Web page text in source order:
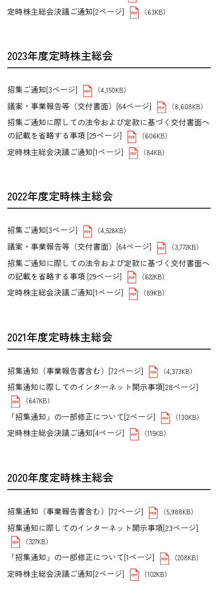
定時株主総会決議ご通知[2ページ] （63KB）
2023年度定時株主総会
招集ご通知[3ページ] （4,150KB）
議案・事業報告等（交付書面）[64ページ] （8,608KB）
招集ご通知に際しての法令および定款に基づく交付書面へ
の記載を省略する事項 [29ページ]
（606KB）
定時株主総会決議ご通知[1ページ] （84KB）
2022年度定時株主総会
招集ご通知[3ページ] （4,528KB）
議案・事業報告等（交付書面）[64ページ] （3,772KB）
招集ご通知に際しての法令および定款に基づく交付書面へ
の記載を省略する事項 [29ページ]
（622KB）
定時株主総会決議ご通知[1ページ] （89KB）
2021年度定時株主総会
招集通知（事業報告書含む）[72ページ] （4,373KB）
招集通知に際してのインターネット開示事項[28ページ]
（647KB）
「招集通知」の一部修正について[2ページ] （130KB）
定時株主総会決議ご通知[4ページ] （115KB）
2020年度定時株主総会
招集通知（事業報告書含む）[72ページ] （5,988KB）
招集通知に際してのインターネット開示事項[23ページ]
（327KB）
「招集通知」の一部修正について[1ページ] （208KB）
定時株主総会決議ご通知[2ページ] （102KB）